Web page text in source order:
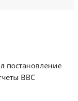
постановление
BBC